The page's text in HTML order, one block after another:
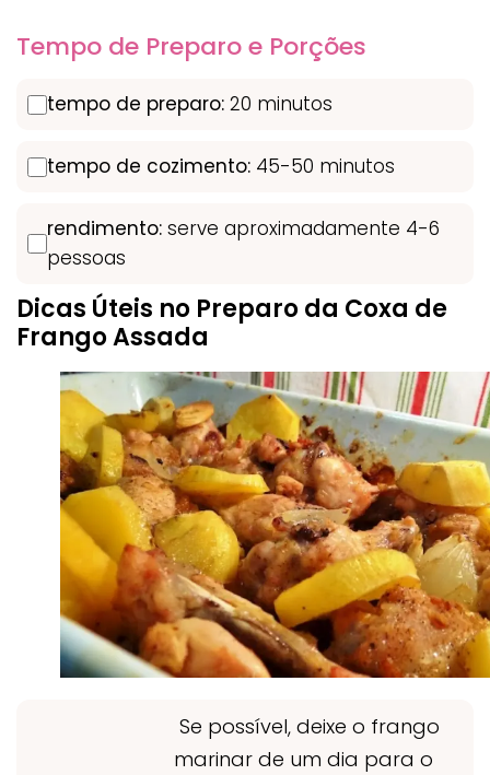
Tempo de Preparo e Porções
tempo de preparo: 20 minutos
tempo de cozimento: 45-50 minutos
rendimento: serve aproximadamente 4-6
pessoas
Dicas Úteis no Preparo da Coxa de
Frango Assada
Se possível, deixe o frango
marinar de um dia para o